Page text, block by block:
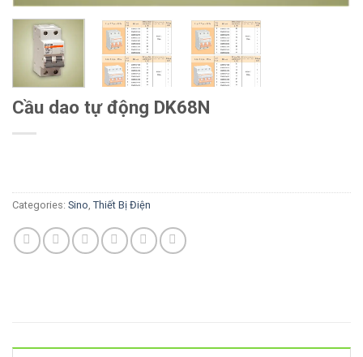
Cầu dao tự động DK68N
Categories: Sino Thiết Bị Điện